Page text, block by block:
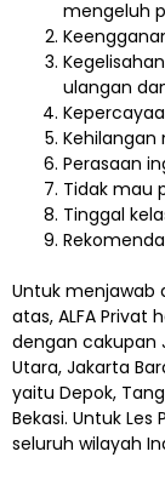
mengeluh
ulangan
Perasaan
Tidak mau
Tinggal
Untuk menjawab
atas, ALFA Privat
dengan cakupan
Utara, Jakarta
yaitu Depok,
Bekasi. Untuk
seluruh wilayah